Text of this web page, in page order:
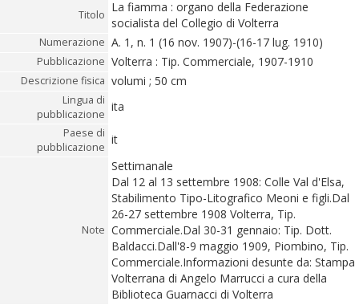
Titolo
La fiamma : organo della Federazione
socialista del Collegio di Volterra
Numerazione A. 1, n. 1 (16 nov. 1907)-(16-17 lug. 1910)
Pubblicazione Volterra : Tip. Commerciale, 1907-1910
Descrizione fisica volumi ; 50 cm
Lingua di
pubblicazione
ita
Paese di
pubblicazione
it
Note
Settimanale
Dal 12 al 13 settembre 1908: Colle Val d'Elsa,
Stabilimento Tipo-Litografico Meoni e figli.Dal
26-27 settembre 1908 Volterra, Tip.
Commerciale.Dal 30-31 gennaio: Tip. Dott.
Baldacci.Dall'8-9 maggio 1909, Piombino, Tip.
Commerciale.Informazioni desunte da: Stampa
Volterrana di Angelo Marrucci a cura della
Biblioteca Guarnacci di Volterra